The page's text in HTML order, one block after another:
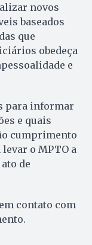
novos
baseados
que
obedeça
e
para informar
e quais
cumprimento
o MPTO a
de
contato com